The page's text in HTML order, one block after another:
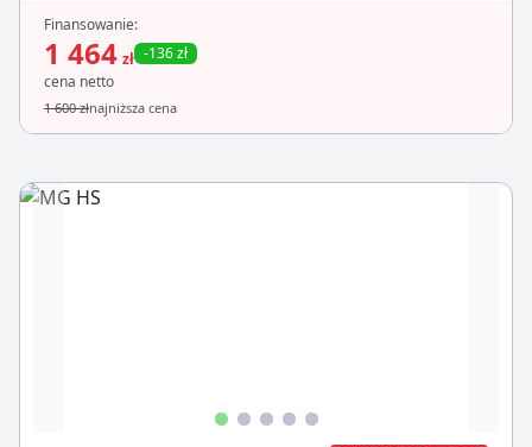
Finansowanie:
1 464 zł -136 zł
cena netto
1 600 złnajniższa cena